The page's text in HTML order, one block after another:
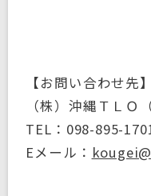
【お問い合わせ先】
（株）沖縄ＴＬＯ
TEL：098-895-
Eメール：